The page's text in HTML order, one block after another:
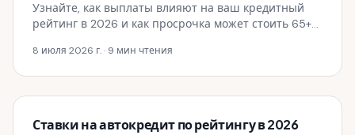
Узнайте, как выплаты влияют на ваш кредитный
рейтинг в 2026 и как просрочка может стоить 65+
8 июля 2026 г.· 9 мин чтения
Ставки на автокредит по рейтингу в 2026